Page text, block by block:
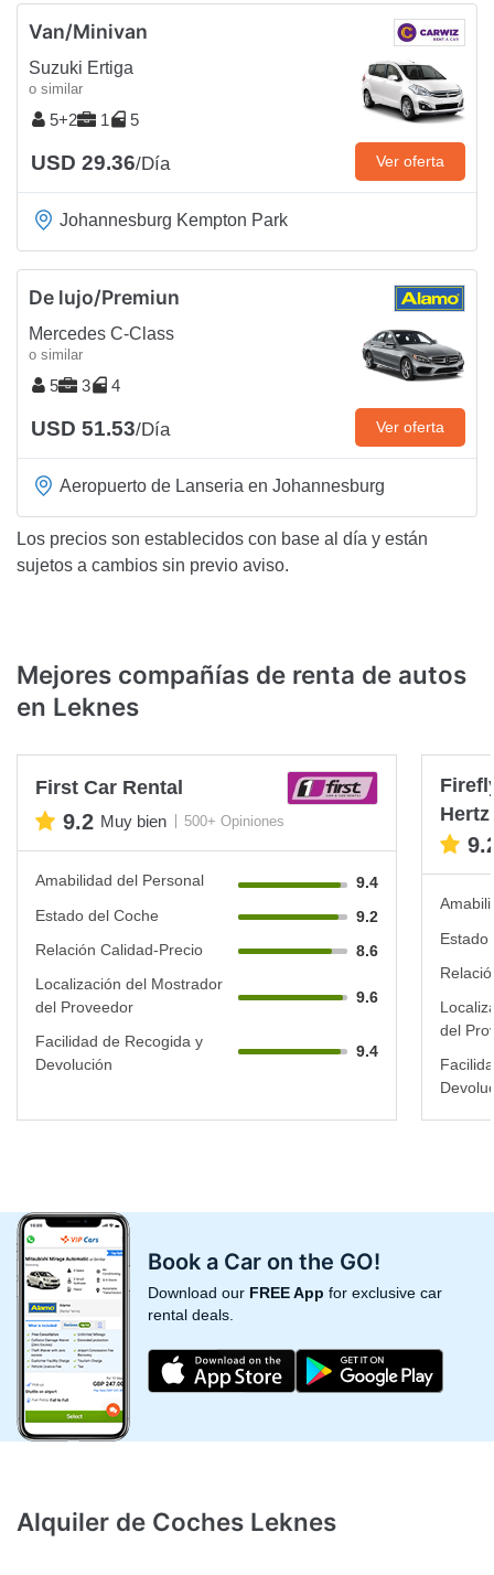
Van/Minivan
Suzuki Ertiga
o similar
5+2 1 5
USD 29.36/Día Ver oferta
Johannesburg Kempton Park
De lujo/Premiun
Mercedes C-Class
o similar
5 3 4
USD 51.53/Día Ver oferta
Aeropuerto de Lanseria en Johannesburg
Los precios son establecidos con base al día y están
sujetos a cambios sin previo aviso.
Mejores compañías de renta de autos
en Leknes
First Car Rental
9.2 Muy bien 500+ Opiniones
Amabilidad del Personal
9.4
Estado del Coche
9.2
Relación Calidad-Precio
8.6
Localización del Mostrador
del Proveedor
9.6
Facilidad de Recogida y
Devolución
9.4
Hertz
Estado
del
Book a Car on the GO!
Download our FREE App for exclusive car
rental deals.
Alquiler de Coches Leknes